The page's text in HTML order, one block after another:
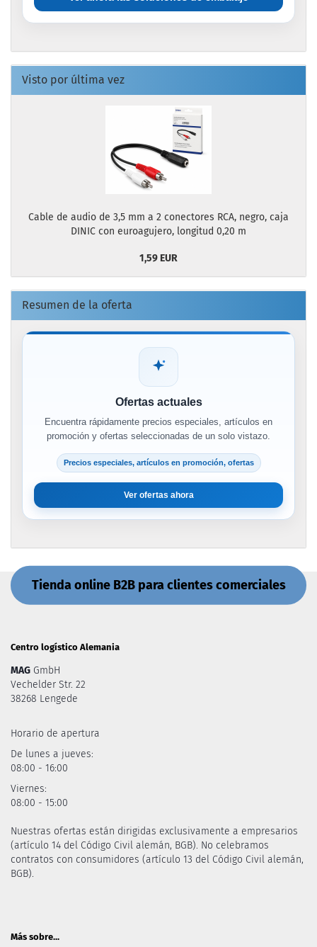
Visto por última vez
Cable de audio de 3,5 mm a 2 conectores RCA, negro, caja
DINIC con euroagujero, longitud 0,20 m
1,59 EUR
Resumen de la oferta
Ofertas actuales
Encuentra rápidamente precios especiales, artículos en
promoción y ofertas seleccionadas de un solo vistazo.
Precios especiales, artículos en promoción, ofertas
Ver ofertas ahora
Tienda online B2B para clientes comerciales
Centro logístico Alemania
MAG GmbH
Vechelder Str. 22
38268 Lengede
Horario de apertura
De lunes a jueves:
08:00 - 16:00
Viernes:
08:00 - 15:00
Nuestras ofertas están dirigidas exclusivamente a empresarios
(artículo 14 del Código Civil alemán, BGB). No celebramos
contratos con consumidores (artículo 13 del Código Civil alemán,
BGB).
Más sobre...